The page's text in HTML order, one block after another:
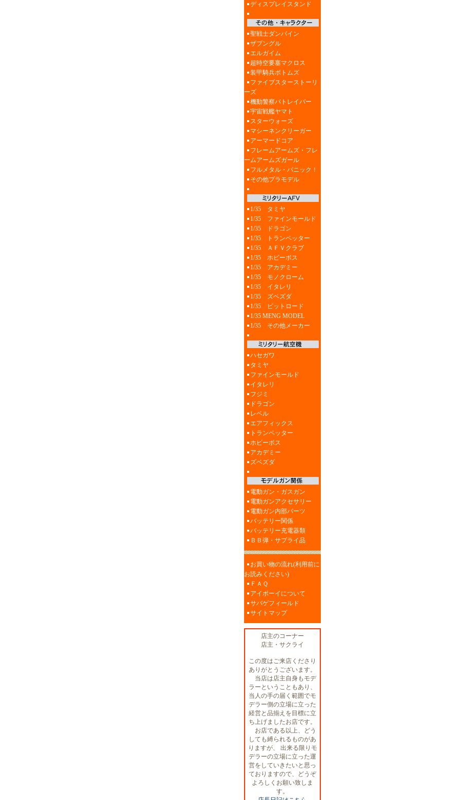
ディスプレイスタンド
聖戦士ダンバイン
ザブングル
エルガイム
超時空要塞マクロス
装甲騎兵ボトムズ
ファイブスターストーリ
ーズ
機動警察パトレイバー
宇宙戦艦ヤマト
スターウォーズ
マシーネンクリーガー
アーマードコア
フレームアームズ・フレ
ームアームズガール
フルメタル・パニック！
その他プラモデル
1/35 タミヤ
1/35 ファインモールド
1/35 ドラゴン
1/35 トランペッター
1/35 ＡＦＶクラブ
1/35 ホビーボス
1/35 アカデミー
1/35 モノクローム
1/35 イタレリ
1/35 ズベズダ
1/35 ピットロード
1/35 MENG MODEL
1/35 その他メーカー
ハセガワ
タミヤ
ファインモールド
イタレリ
フジミ
ドラゴン
レベル
エアフィックス
トランペッター
ホビーボス
アカデミー
ズベズダ
電動ガン・ガスガン
電動ガンアクセサリー
電動ガン内部パーツ
バッテリー関係
バッテリー充電器類
ＢＢ弾・サブライ品
お買い物の流れ(利用前に
お読みください)
ＦＡＱ
アイボーイについて
サバゲフィールド
サイトマップ
店主のコーナー
店主・サクライ
この度はご来店くださり
ありがとうございます。
当店は店主自身もモデ
ラーということもあり、
当人の手の届く範囲でモ
デラー側の立場に立った
経営と品揃えを目標に立
ち上げましたお店です。
お店である以上、どう
しても縛られるものがあ
りますが、 出来る限りモ
デラーの立場に立った運
営をしていきたいと思っ
ておりますので、どうぞ
よろしくお願い致しま
す。